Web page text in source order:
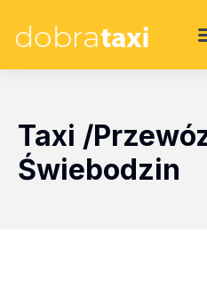
Taxi /
Świebodzin